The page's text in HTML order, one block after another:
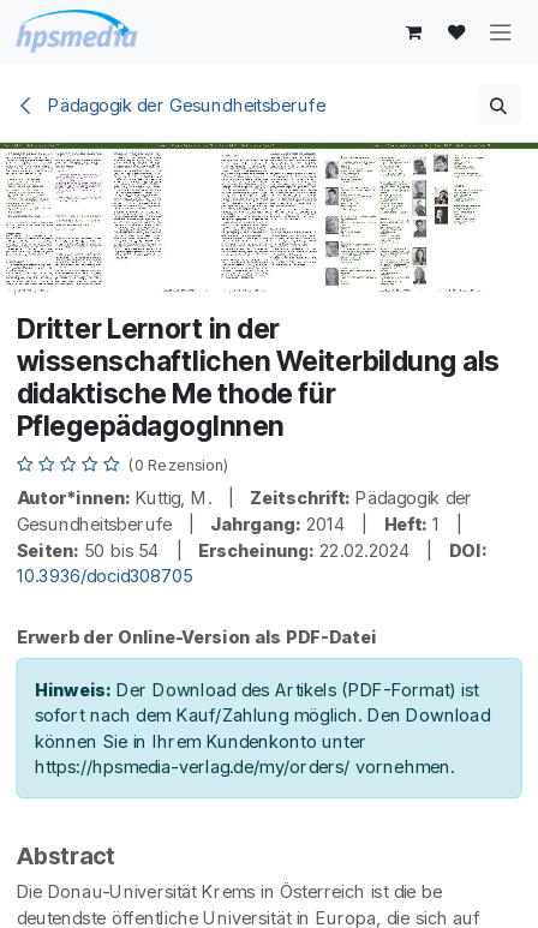
Zum Inhalt springen
Pädagogik der Gesundheitsberufe
Dritter Lernort in der
wissenschaftlichen Weiterbildung als
didaktische Me thode für
PflegepädagogInnen
(0 Rezension)
Autor*innen: Kuttig, M. | Zeitschrift: Pädagogik der
Gesundheitsberufe | Jahrgang: 2014 | Heft: 1 |
Seiten: 50 bis 54 | Erscheinung: 22.02.2024 | DOI:
10.3936/docid308705
Erwerb der Online-Version als PDF-Datei
Hinweis: Der Download des Artikels (PDF-Format) ist
sofort nach dem Kauf/Zahlung möglich. Den Download
können Sie in Ihrem Kundenkonto unter
https://hpsmedia-verlag.de/my/orders/ vornehmen.
Abstract
Die Donau-Universität Krems in Österreich ist die be
deutendste öffentliche Universität in Europa, die sich auf